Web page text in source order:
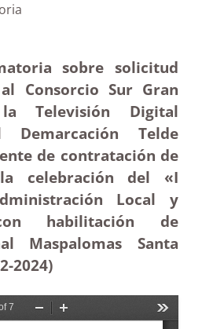
Estimatoria
sobre solicitud
Consorcio Sur Gran
Televisión Digital
Demarcación Telde
de contratación de
celebración del «I
Local y
habilitación de
Maspalomas Santa
2024)